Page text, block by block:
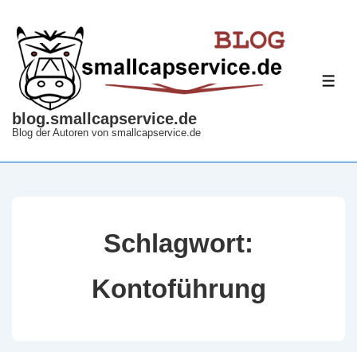
Zum
Inhalt
blog.smallcapservice.de
Blog der Autoren von smallcapservice.de
Schlagwort:
Kontoführung